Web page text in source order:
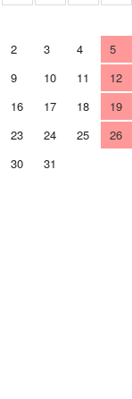
2
3 4 5
9
10 11 12
16
17 18 19
23
24 25 26
30
31